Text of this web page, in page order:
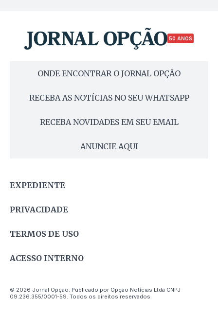
50 ANOS
ONDE ENCONTRAR O JORNAL OPÇÃO
RECEBA AS NOTÍCIAS NO SEU WHATSAPP
RECEBA NOVIDADES EM SEU EMAIL
ANUNCIE AQUI
EXPEDIENTE
PRIVACIDADE
TERMOS DE USO
ACESSO INTERNO
© 2026 Jornal Opção. Publicado por Opção Notícias Ltda CNPJ
09.236.355/0001-59. Todos os direitos reservados.